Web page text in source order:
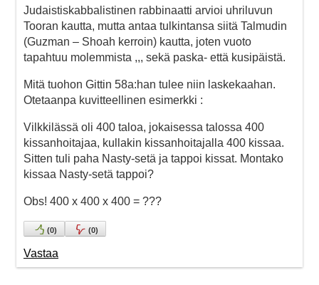
Judaistiskabbalistinen rabbinaatti arvioi uhriluvun
Tooran kautta, mutta antaa tulkintansa siitä Talmudin
(Guzman – Shoah kerroin) kautta, joten vuoto
tapahtuu molemmista ,,, sekä paska- että kusipäistä.
Mitä tuohon Gittin 58a:han tulee niin laskekaahan.
Otetaanpa kuvitteellinen esimerkki :
Vilkkilässä oli 400 taloa, jokaisessa talossa 400
kissanhoitajaa, kullakin kissanhoitajalla 400 kissaa.
Sitten tuli paha Nasty-setä ja tappoi kissat. Montako
kissaa Nasty-setä tappoi?
Obs! 400 x 400 x 400 = ???
(0) (0)
Vastaa